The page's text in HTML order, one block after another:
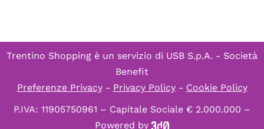
Trentino Shopping è un servizio di USB S.p.A. - Società
Benefit
Preferenze Privacy- Privacy Policy- Cookie Policy
P.IVA: 11905750961 – Capitale Sociale € 2.000.000 –
Powered by